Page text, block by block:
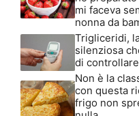
mi faceva
nonna da
Trigliceridi,
silenziosa
di
Non è la
con questa
frigo non